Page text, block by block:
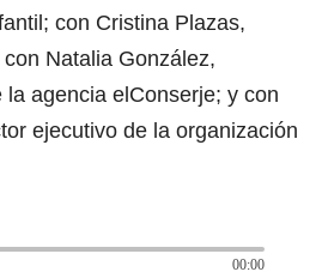
con Cristina Plazas,
Natalia González,
agencia elConserje; y con
ejecutivo de la organización
00:00